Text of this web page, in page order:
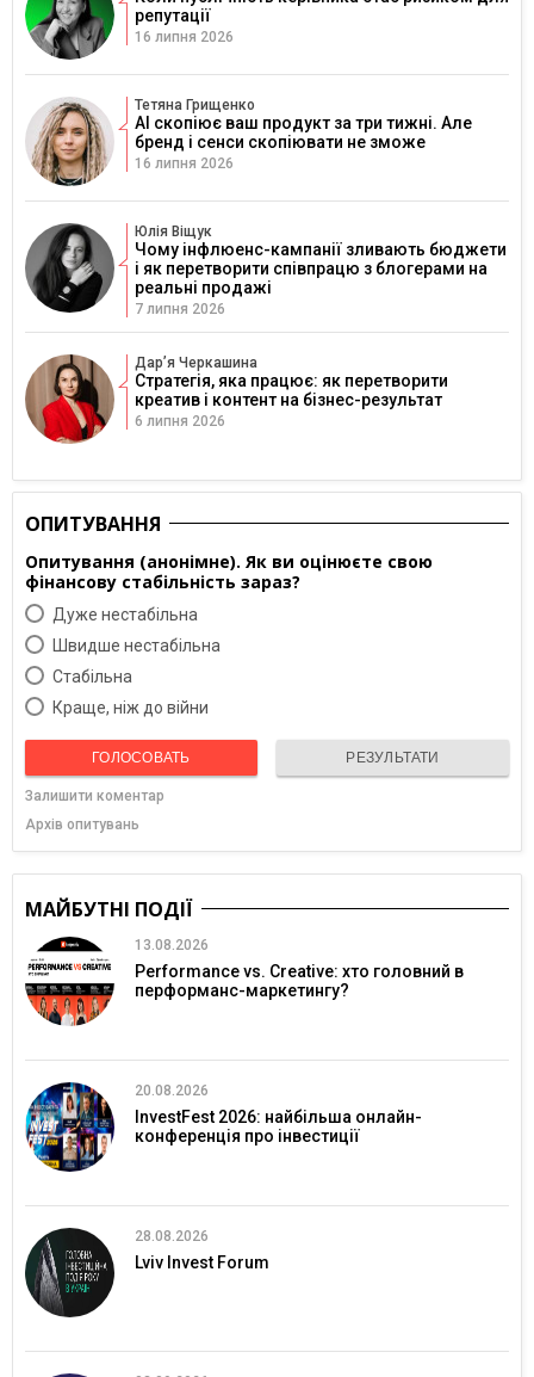
репутації
16 липня 2026
Тетяна Грищенко
AI скопіює ваш продукт за три тижні. Але
бренд і сенси скопіювати не зможе
16 липня 2026
Юлія Віщук
Чому інфлюенс-кампанії зливають бюджети
і як перетворити співпрацю з блогерами на
реальні продажі
7 липня 2026
Дарʼя Черкашина
Стратегія, яка працює: як перетворити
креатив і контент на бізнес-результат
6 липня 2026
ОПИТУВАННЯ
Опитування (анонімне). Як ви оцінюєте свою
фінансову стабільність зараз?
Дуже нестабільна
Швидше нестабільна
Cтабільна
Краще, ніж до війни
ГОЛОСОВАТЬ РЕЗУЛЬТАТИ
Залишити коментар
Архів опитувань
МАЙБУТНІ ПОДІЇ
13.08.2026
Performance vs. Creative: хто головний в
перформанс-маркетингу?
20.08.2026
InvestFest 2026: найбільша онлайн-
конференція про інвестиції
28.08.2026
Lviv Invest Forum